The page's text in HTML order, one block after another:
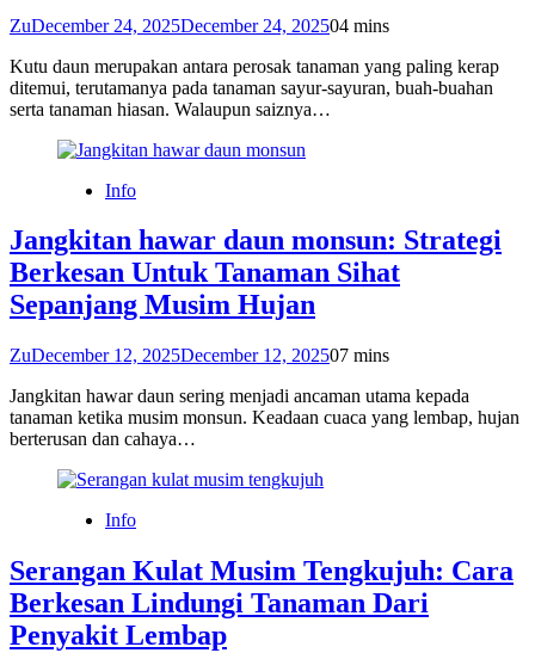
ZuDecember 24, 2025December 24, 202504 mins
Kutu daun merupakan antara perosak tanaman yang paling kerap
ditemui, terutamanya pada tanaman sayur-sayuran, buah-buahan
serta tanaman hiasan. Walaupun saiznya…
Info
Jangkitan hawar daun monsun: Strategi
Berkesan Untuk Tanaman Sihat
Sepanjang Musim Hujan
ZuDecember 12, 2025December 12, 202507 mins
Jangkitan hawar daun sering menjadi ancaman utama kepada
tanaman ketika musim monsun. Keadaan cuaca yang lembap, hujan
berterusan dan cahaya…
Info
Serangan Kulat Musim Tengkujuh: Cara
Berkesan Lindungi Tanaman Dari
Penyakit Lembap